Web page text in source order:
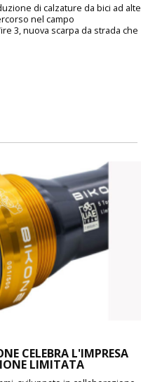
di calzature da bici ad alte
nel campo
3, nuova scarpa da strada che
CELEBRA L'IMPRESA
LIMITATA